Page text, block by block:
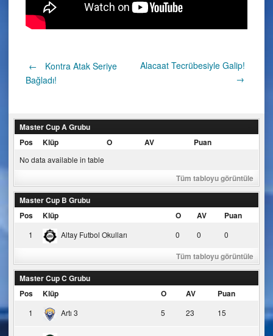
Post
←
Kontra Atak Seriye
Bağladı!
Alacaat Tecrübesiyle Galip!
→
Master Cup A Grubu
Pos
Klüp O AV Puan
No data available in table
Tüm tabloyu görüntüle
Master Cup B Grubu
Pos
Klüp O AV Puan
1 Altay Futbol Okulları 0 0 0
Tüm tabloyu görüntüle
Master Cup C Grubu
Pos
Klüp O AV Puan
1 Artı 3 5 23 15